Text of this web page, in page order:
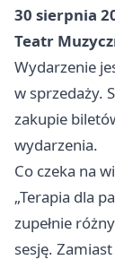
30 sierpnia
Teatr
Wydarzenie
w sprzedaży.
zakupie
wydarzenia.
Co czeka na
„Terapia dla
zupełnie
sesję.